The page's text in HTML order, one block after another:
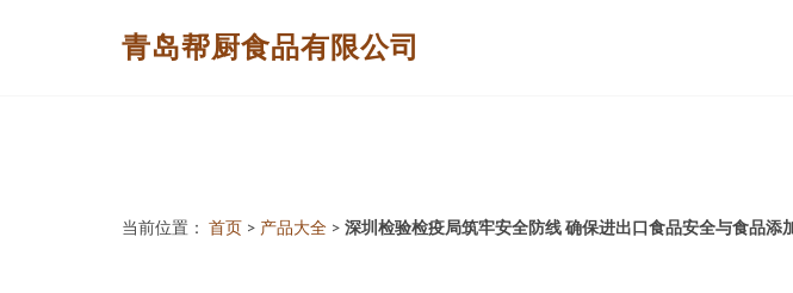
青岛帮厨食品有限公司
当前位置： 首页 > 产品大全 > 深圳检验检疫局筑牢安全防线 确保进出口食品安全与食品添